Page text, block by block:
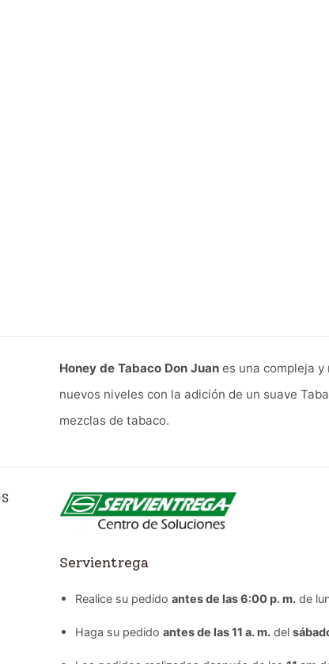
Honey de Tabaco Don Juan es una compleja
nuevos niveles con la adición de un suave
mezclas de tabaco.
Servientrega
Realice su pedido antes de las 6:00 p. m.de
Haga su pedido antes de las 11 a. m.del